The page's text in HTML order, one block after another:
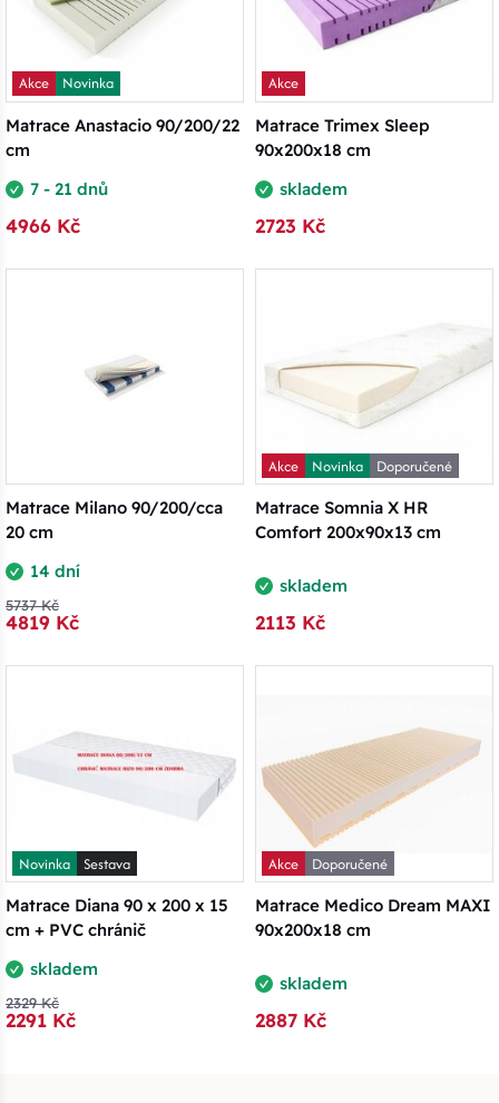
Akce
Novinka
Matrace Anastacio 90/200/22
cm
7 - 21 dnů
4966 Kč
Akce
Matrace Trimex Sleep
90x200x18 cm
skladem
2723 Kč
Matrace Milano 90/200/cca
20 cm
14 dní
5737 Kč
4819 Kč
Akce Novinka
Doporučené
Matrace Somnia X HR
Comfort 200x90x13 cm
skladem
2113 Kč
Novinka
Sestava
Matrace Diana 90 x 200 x 15
cm + PVC chránič
skladem
2329 Kč
2291 Kč
Akce
Doporučené
Matrace Medico Dream MAXI
90x200x18 cm
skladem
2887 Kč